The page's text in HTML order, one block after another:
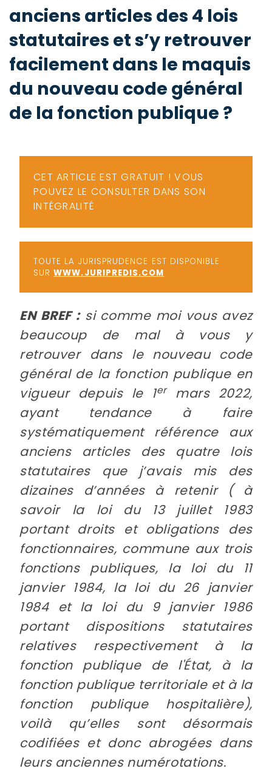
anciens articles des 4 lois
statutaires et s’y retrouver
facilement dans le maquis
du nouveau code général
de la fonction publique ?
CET ARTICLE EST GRATUIT ! VOUS
POUVEZ LE CONSULTER DANS SON
INTÉGRALITÉ
TOUTE LA JURISPRUDENCE EST DISPONIBLE
SURWWW.JURIPREDIS.COM
EN BREF :si comme moi vous avez
beaucoup de mal à vous y
retrouver dans le nouveau code
général de la fonction publique en
vigueur depuis le 1ermars 2022,
ayant tendance à faire
systématiquement référence aux
anciens articles des quatre lois
statutaires que j’avais mis des
dizaines d’années à retenir ( à
savoir la loi du 13 juillet 1983
portant droits et obligations des
fonctionnaires, commune aux trois
fonctions publiques, la loi du 11
janvier 1984, la loi du 26 janvier
1984 et la loi du 9 janvier 1986
portant dispositions statutaires
relatives respectivement à la
fonction publique de l'État, à la
fonction publique territoriale et à la
fonction publique hospitalière),
voilà qu’elles sont désormais
codifiées et donc abrogées dans
leurs anciennes numérotations.